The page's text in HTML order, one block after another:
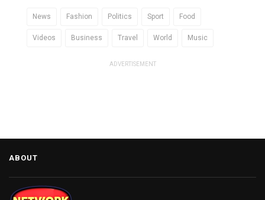
News Fashion Politics Sport Food
Videos Business Travel World Music
ADVERTISEMENT
ABOUT